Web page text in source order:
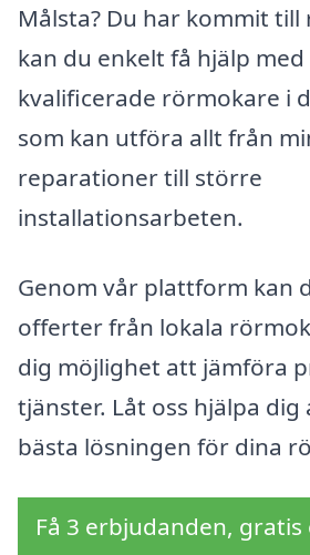
Målsta? Du har kommit
kan du enkelt få hjälp
kvalificerade rörmokare i
som kan utföra allt från
reparationer till större
installationsarbeten.
Genom vår plattform kan
offerter från lokala
dig möjlighet att jämföra
tjänster. Låt oss hjälpa
bästa lösningen för dina
Få 3 erbjudanden,